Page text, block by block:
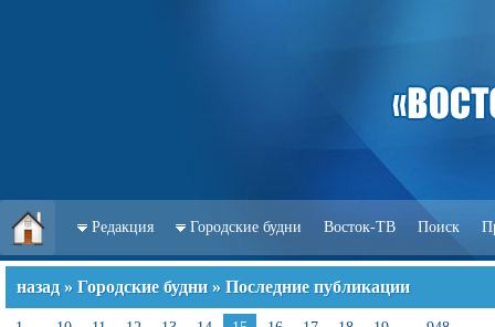
Редакция Городские будни Восток-ТВ Поиск
назад » Городские будни » Последние публикации